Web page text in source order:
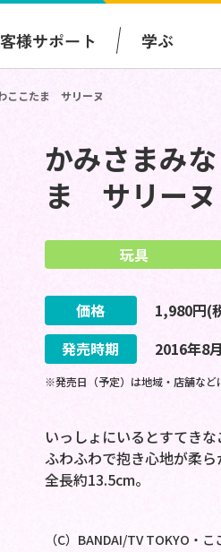
様サポート 学ぶ
ここたま サリーヌ
かみさまみ
ま サリーヌ
玩具
価格 1,980円(
発売時期
2016年8月
※発売日（予定）は地域・店舗など
いっしょにいるとすてき
ふわふわで抱き心地が柔ら
全長約13.5cm。
（C）BANDAI/TV TOKYO・